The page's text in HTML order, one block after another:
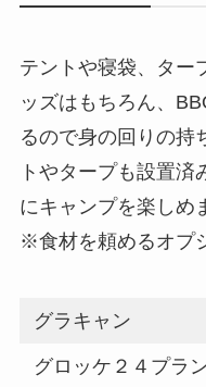
テントや寝袋、ター
ッズはもちろん、
るので身の回りの持
トやタープも設置
にキャンプを楽しめ
※食材を頼めるオプ
グラキャン
グロッケ２４プラ